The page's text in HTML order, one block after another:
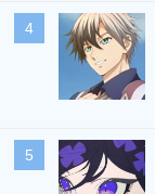
4
5